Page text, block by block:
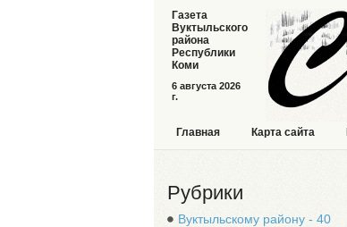
6 августа 2026
г.
Газета
Вуктыльского
района
Республики
Коми
Главная Карта сайта
Рубрики
Вуктыльскому району - 40